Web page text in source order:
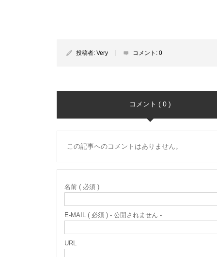
投稿者: Very コメント: 0
コメント ( 0 )
この記事へのコメントはありません。
名前 ( 必須 )
E-MAIL ( 必須 ) - 公開されません -
URL